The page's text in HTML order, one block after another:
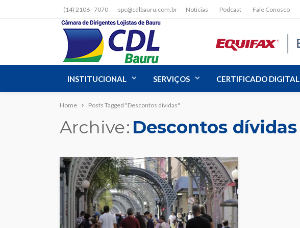
(14) 2106 - 7070 spc@cdlbauru.com.br Notícias Podcast Fale Conosco
INSTITUCIONAL SERVIÇOS CERTIFICADO DIGITAL
Home Posts Tagged "Descontos dívidas"
Archive Descontos dívidas